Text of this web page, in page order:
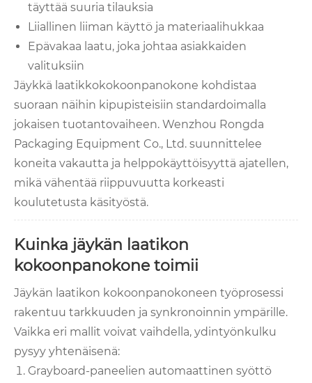
täyttää suuria tilauksia
Liiallinen liiman käyttö ja materiaalihukkaa
Epävakaa laatu, joka johtaa asiakkaiden
valituksiin
Jäykkä laatikkokokoonpanokone kohdistaa
suoraan näihin kipupisteisiin standardoimalla
jokaisen tuotantovaiheen. Wenzhou Rongda
Packaging Equipment Co., Ltd. suunnittelee
koneita vakautta ja helppokäyttöisyyttä ajatellen,
mikä vähentää riippuvuutta korkeasti
koulutetusta käsityöstä.
Kuinka jäykän laatikon
kokoonpanokone toimii
Jäykän laatikon kokoonpanokoneen työprosessi
rakentuu tarkkuuden ja synkronoinnin ympärille.
Vaikka eri mallit voivat vaihdella, ydintyönkulku
pysyy yhtenäisenä:
Grayboard-paneelien automaattinen syöttö